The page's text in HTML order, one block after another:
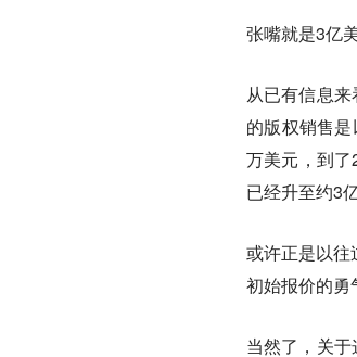
张嘴就是3亿
从已有信息来
的版权销售
万美元，到
已经升至约3
或许正是以往
初始报价的勇
当然了，关